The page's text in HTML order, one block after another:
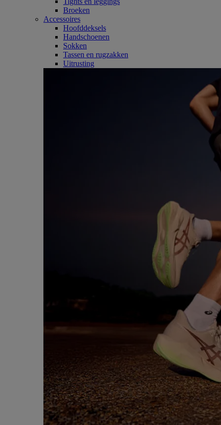
Broeken
Accessoires
Hoofddeksels
Handschoenen
Sokken
Tassen en rugzakken
Uitrusting